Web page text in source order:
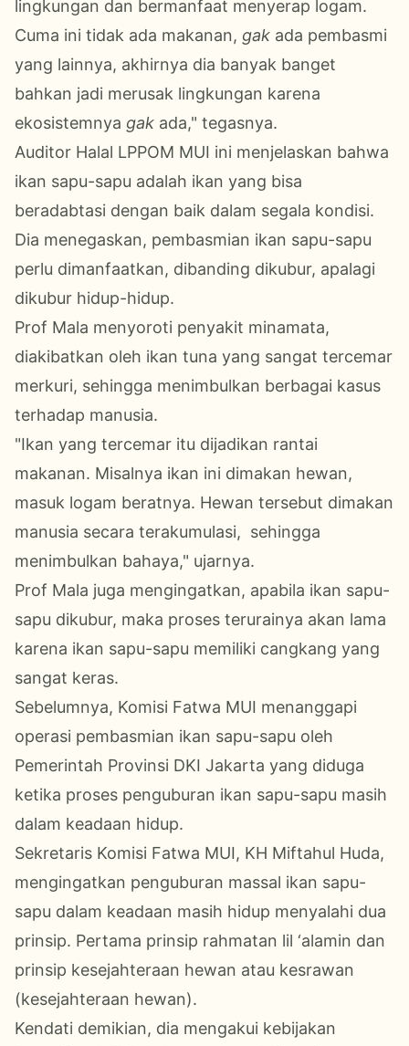
lingkungan dan bermanfaat menyerap logam.
Cuma ini tidak ada makanan, gak ada pembasmi
yang lainnya, akhirnya dia banyak banget
bahkan jadi merusak lingkungan karena
ekosistemnya gak ada," tegasnya.
Auditor Halal LPPOM MUI ini menjelaskan bahwa
ikan sapu-sapu adalah ikan yang bisa
beradabtasi dengan baik dalam segala kondisi.
Dia menegaskan, pembasmian ikan sapu-sapu
perlu dimanfaatkan, dibanding dikubur, apalagi
dikubur hidup-hidup.
Prof Mala menyoroti penyakit minamata,
diakibatkan oleh ikan tuna yang sangat tercemar
merkuri, sehingga menimbulkan berbagai kasus
terhadap manusia.
"Ikan yang tercemar itu dijadikan rantai
makanan. Misalnya ikan ini dimakan hewan,
masuk logam beratnya. Hewan tersebut dimakan
manusia secara terakumulasi, sehingga
menimbulkan bahaya," ujarnya.
Prof Mala juga mengingatkan, apabila ikan sapu-
sapu dikubur, maka proses terurainya akan lama
karena ikan sapu-sapu memiliki cangkang yang
sangat keras.
Sebelumnya, Komisi Fatwa MUI menanggapi
operasi pembasmian ikan sapu-sapu oleh
Pemerintah Provinsi DKI Jakarta yang diduga
ketika proses penguburan ikan sapu-sapu masih
dalam keadaan hidup.
Sekretaris Komisi Fatwa MUI, KH Miftahul Huda,
mengingatkan penguburan massal ikan sapu-
sapu dalam keadaan masih hidup menyalahi dua
prinsip. Pertama prinsip rahmatan lil ‘alamin dan
prinsip kesejahteraan hewan atau kesrawan
(kesejahteraan hewan).
Kendati demikian, dia mengakui kebijakan